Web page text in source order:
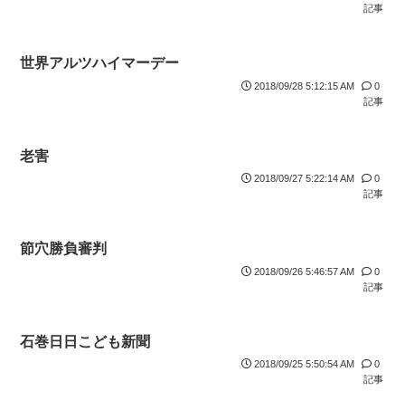
記事
世界アルツハイマーデー
2018/09/28 5:12:15 AM
0
記事
老害
2018/09/27 5:22:14 AM
0
記事
節穴勝負審判
2018/09/26 5:46:57 AM
0
記事
石巻日日こども新聞
2018/09/25 5:50:54 AM
0
記事